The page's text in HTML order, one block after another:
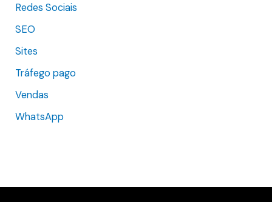
Redes Sociais
SEO
Sites
Tráfego pago
Vendas
WhatsApp